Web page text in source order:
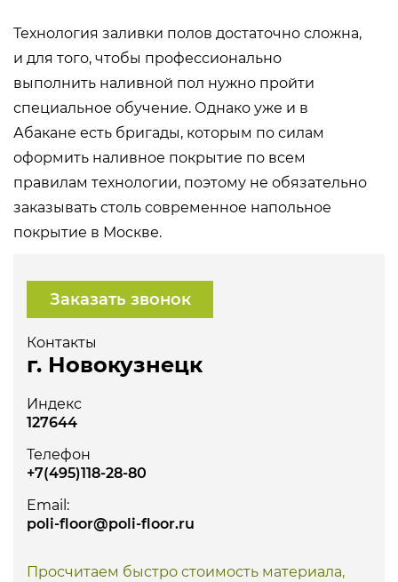
Технология заливки полов достаточно сложна,
и для того, чтобы профессионально
выполнить наливной пол нужно пройти
специальное обучение. Однако уже и в
Абакане есть бригады, которым по силам
оформить наливное покрытие по всем
правилам технологии, поэтому не обязательно
заказывать столь современное напольное
покрытие в Москве.
Контакты
г. Новокузнецк
Заказать звонок
Индекс
127644
Телефон
+7(495)118-28-80
Email:
poli-floor@poli-floor.ru
Просчитаем быстро стоимость материала,